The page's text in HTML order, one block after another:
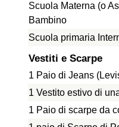
Scuola Materna (o
Bambino
Scuola primaria
Vestiti e Scarpe
1 Paio di Jeans
1 Vestito estivo di
1 Paio di scarpe da